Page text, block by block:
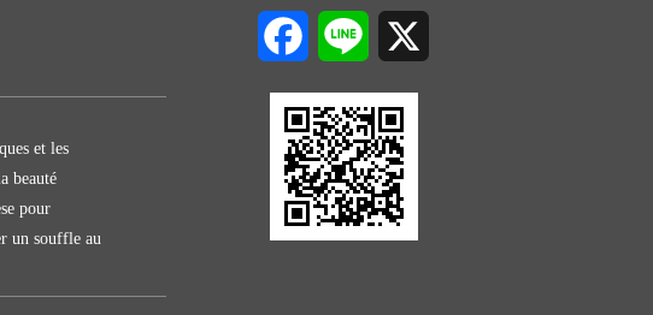
Facebook Line
et les
beauté
pour
un souffle au